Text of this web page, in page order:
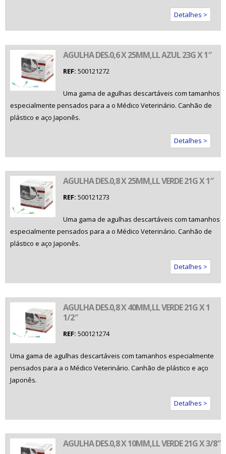
Detalhes >
AGULHA DES.0,6 X 25MM,LL AZUL 23G X 1″
REF: 500121272
Uma gama de agulhas descartáveis com tamanhos
especialmente pensados para a o Médico Veterinário. Canhão de
plástico e aço Japonês.
Detalhes >
AGULHA DES.0,8 X 25MM,LL VERDE 21G X 1″
REF: 500121273
Uma gama de agulhas descartáveis com tamanhos
especialmente pensados para a o Médico Veterinário. Canhão de
plástico e aço Japonês.
Detalhes >
AGULHA DES.0,8 X 40MM,LL VERDE 21G X 1
1/2″
REF: 500121274
Uma gama de agulhas descartáveis com tamanhos especialmente
pensados para a o Médico Veterinário. Canhão de plástico e aço
Japonês.
Detalhes >
AGULHA DES.0,8 X 10MM,LL VERDE 21G X 3/8″